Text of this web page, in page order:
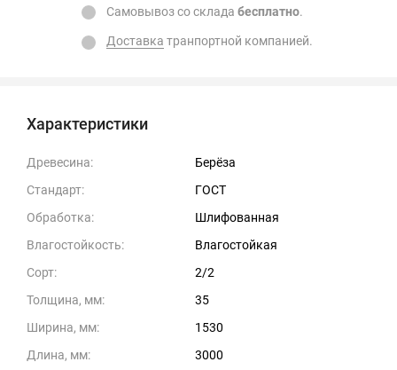
Характеристики
Древесина:
Берёза
Стандарт:
ГОСТ
Обработка:
Шлифованная
Влагостойкость:
Влагостойкая
Сорт:
2/2
Толщина, мм:
35
Ширина, мм:
1530
Длина, мм:
3000
Самовывоз со склада бесплатно.
Доставка транпортной компанией.